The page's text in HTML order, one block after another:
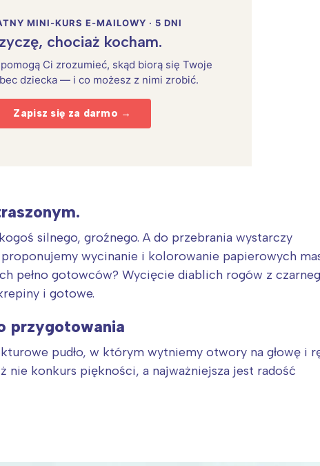
MINI-KURS E-MAILOWY · 5 DNI
chociaż kocham.
Ci zrozumieć, skąd biorą się Twoje
dziecka — i co możesz z nimi zrobić.
Zapisz się za darmo →
silnego, groźnego. A do przebrania wystarczy
wycinanie i kolorowanie papierowych
pełno gotowców? Wycięcie diablich rogów z
i gotowe.
przygotowania
pudło, w którym wytniemy otwory na głowę i
konkurs piękności, a najważniejsza jest radość
z tego regionu:
Śląsk
Kraków